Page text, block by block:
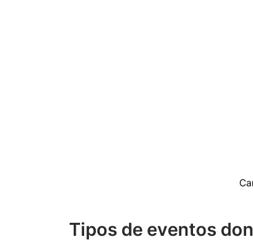
Tipos de eventos